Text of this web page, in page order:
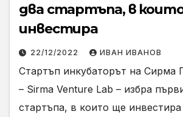
два стартъпа, в
инвестира
22/12/2022 ИВАН ИВАНОВ
Стартъп инкубаторът на Сирма
– Sirma Venture Lab – избра
стартъпа, в които ще инвестира